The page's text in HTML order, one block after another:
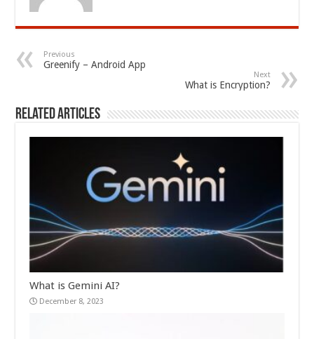
Previous
Greenify – Android App
Next
What is Encryption?
Related Articles
What is Gemini AI?
December 8, 2023